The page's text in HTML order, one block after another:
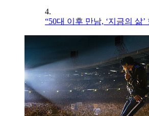
4.
“50대 이후 만남, ‘지금의 삶